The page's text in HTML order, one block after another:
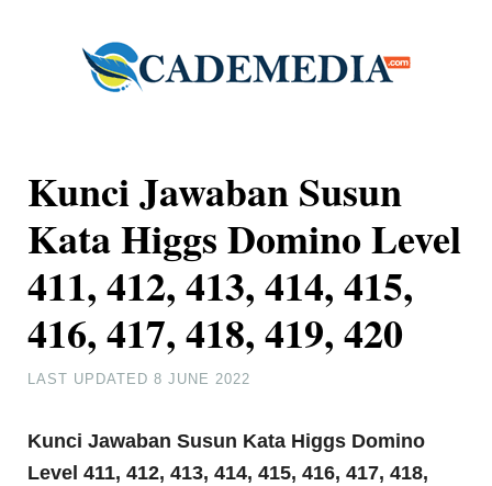
Kunci Jawaban Susun
Kata Higgs Domino Level
411, 412, 413, 414, 415,
416, 417, 418, 419, 420
LAST UPDATED8 JUNE 2022
Kunci Jawaban Susun Kata Higgs Domino
Level 411, 412, 413, 414, 415, 416, 417, 418,